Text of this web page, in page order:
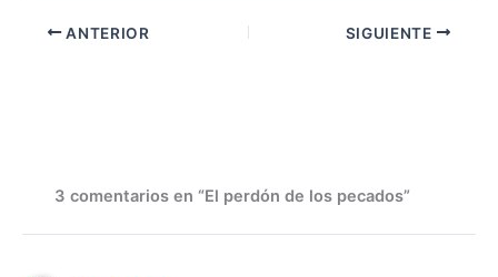
ANTERIOR SIGUIENTE
3 comentarios en “El perdón de los pecados”